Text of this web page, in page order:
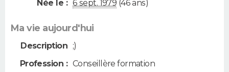
Née le : 6 sept. 1979 (46 ans)
Ma vie aujourd'hui
Description ;)
Profession : Conseillère formation